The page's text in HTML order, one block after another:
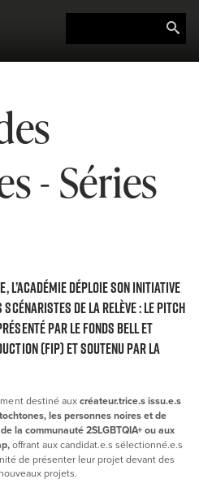
- Séries
l’Académie déploie son initiative
scénaristes de la relève :Le Pitch
par le Fonds Bell et
(FIP)et soutenu par la
destiné auxcréateur.trice.s issu.e.s
les personnes noires et de
la communauté 2SLGBTQIA+ ou aux
offrant aux candidat.e.s sélectionné.e.s
de présenter leur projet devant des
projets.